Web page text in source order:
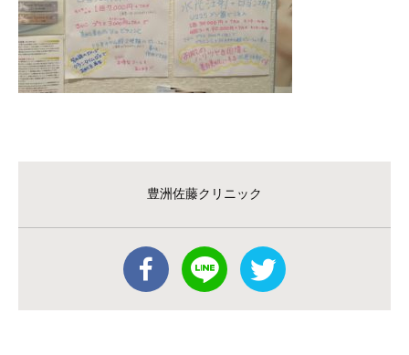
豊洲佐藤クリニック